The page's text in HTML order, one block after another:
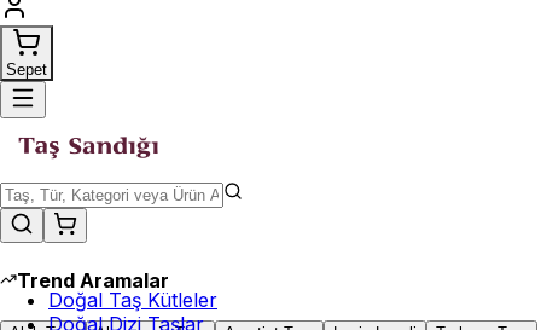
Sepet
Trend Aramalar
Doğal Taş Kütleler
Doğal Dizi Taşlar